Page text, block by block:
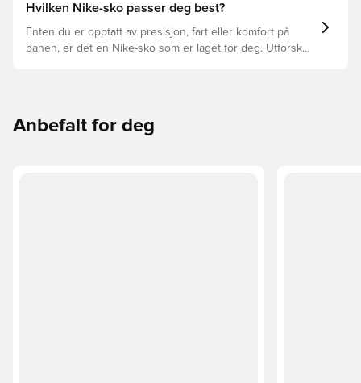
fotballsko som er det beste valget for de forskjellige
Hvilken Nike-sko passer deg best?
Enten du er opptatt av presisjon, fart eller komfort på
banen, er det en Nike-sko som er laget for deg. Utforsk
Anbefalt for deg